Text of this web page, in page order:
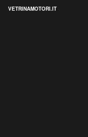
VETRINAMOTORI.IT